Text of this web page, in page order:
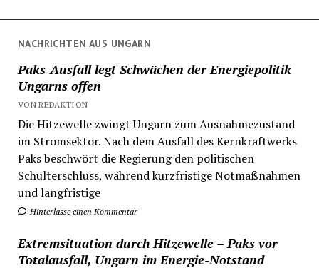
NACHRICHTEN AUS UNGARN
Paks-Ausfall legt Schwächen der Energiepolitik
Ungarns offen
VON REDAKTION
Die Hitzewelle zwingt Ungarn zum Ausnahmezustand
im Stromsektor. Nach dem Ausfall des Kernkraftwerks
Paks beschwört die Regierung den politischen
Schulterschluss, während kurzfristige Notmaßnahmen
und langfristige
Hinterlasse einen Kommentar
Extremsituation durch Hitzewelle – Paks vor
Totalausfall, Ungarn im Energie-Notstand